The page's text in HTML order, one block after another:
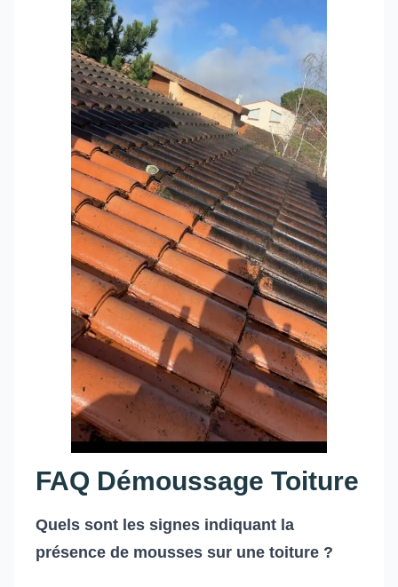
FAQ Démoussage Toiture
Quels sont les signes indiquant la
présence de mousses sur une toiture ?